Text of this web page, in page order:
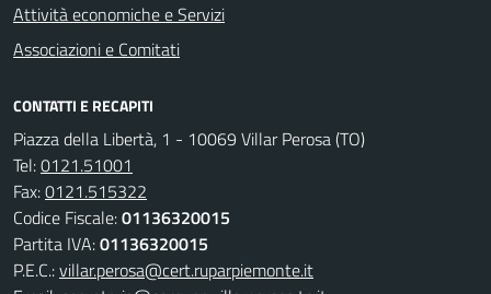
Attività economiche e Servizi
Associazioni e Comitati
CONTATTI E RECAPITI
Piazza della Libertà, 1 - 10069 Villar Perosa (TO)
Tel:0121.51001
Fax:0121.515322
Codice Fiscale:01136320015
Partita IVA:01136320015
P.E.C.:villar.perosa@cert.ruparpiemonte.it